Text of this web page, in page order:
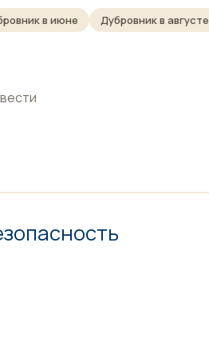
в июне
Дубровник в августе